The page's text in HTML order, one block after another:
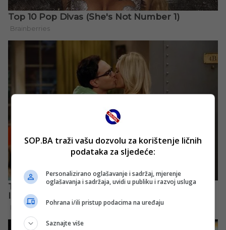
SOP.BA traži vašu dozvolu za korištenje ličnih
podataka za sljedeće:
Personalizirano oglašavanje i sadržaj, mjerenje
oglašavanja i sadržaja, uvidi u publiku i razvoj usluga
Pohrana i/ili pristup podacima na uređaju
Saznajte više